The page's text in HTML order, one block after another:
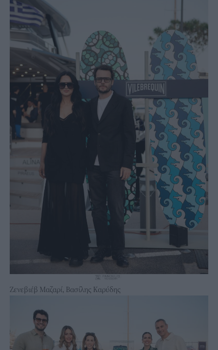
Ζενεβιέβ Μαζαρί, Βασίλης Καρύδης